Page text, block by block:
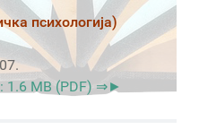
психологија)
1.6 MB (PDF) ⇒►